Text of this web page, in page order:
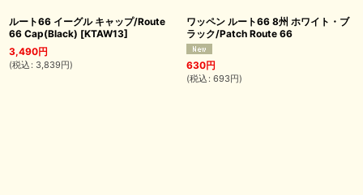
ルート66 イーグル キャップ/Route
66 Cap(Black) [KTAW13]
3,490円
(税込 : 3,839円)
ワッペン ルート66 8州 ホワイト・ブ
ラック/Patch Route 66
630円
(税込 : 693円)